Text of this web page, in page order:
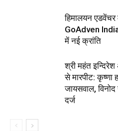
हिमालयन एडवेंचर
GoAdven
में नई क्रांति
श्री महंत
से मारपीट:
जायसवाल,
दर्ज